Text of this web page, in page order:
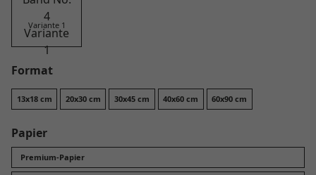
Variante 1
Format
13x18 cm 20x30 cm 30x45 cm 40x60 cm 60x90 cm
Papier
Premium-Papier